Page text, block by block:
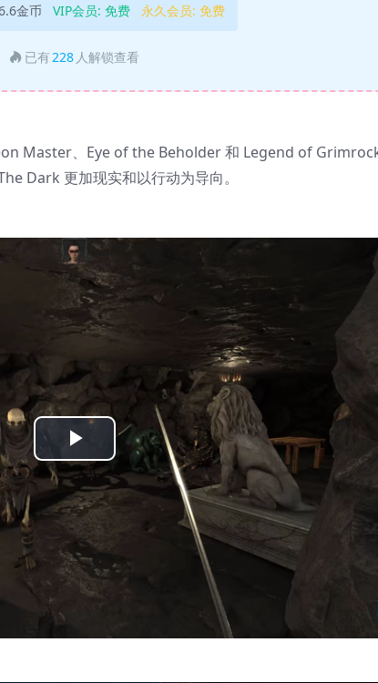
金币 VIP会员: 免费 永久会员: 免费
已有228 人解锁查看
Master、Eye of the Beholder 和 Legend of
Dark 更加现实和以行动为导向。
Play
Video